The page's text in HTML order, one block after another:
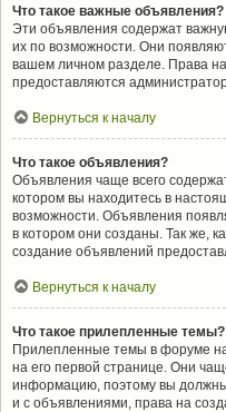
Что такое важные объявления?
Эти объявления содержат
их по возможности. Они
вашем личном разделе. Права
предоставляются
Вернуться к началу
Что такое объявления?
Объявления чаще всего
котором вы находитесь в
возможности. Объявления
в котором они созданы. Так же,
создание объявлений
Вернуться к началу
Что такое прилепленные темы?
Прилепленные темы в форуме
на его первой странице. Они
информацию, поэтому вы должны
и с объявлениями, права на